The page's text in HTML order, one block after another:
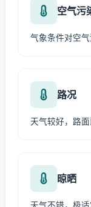
空气污
气象条件对空
路况
天气较好，路面
晾晒